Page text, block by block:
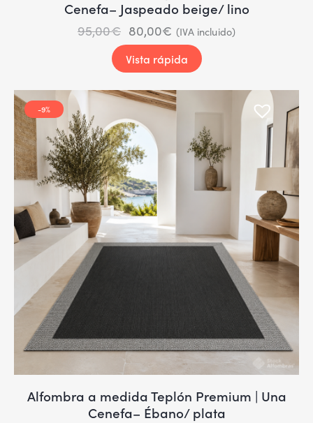
Cenefa– Jaspeado beige/ lino
95,00€ 80,00€ (IVA incluido)
Vista rápida
-9%
Alfombra a medida Teplón Premium | Una
Cenefa– Ébano/ plata